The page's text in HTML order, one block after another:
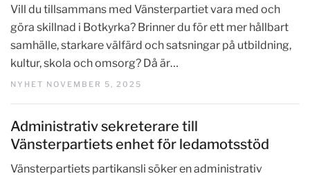
Vill du tillsammans med Vänsterpartiet vara med och
göra skillnad i Botkyrka? Brinner du för ett mer hållbart
samhälle, starkare välfärd och satsningar på utbildning,
kultur, skola och omsorg? Då är…
NYHET NOVEMBER 5, 2025
Administrativ sekreterare till
Vänsterpartiets enhet för ledamotsstöd
Vänsterpartiets partikansli söker en administrativ